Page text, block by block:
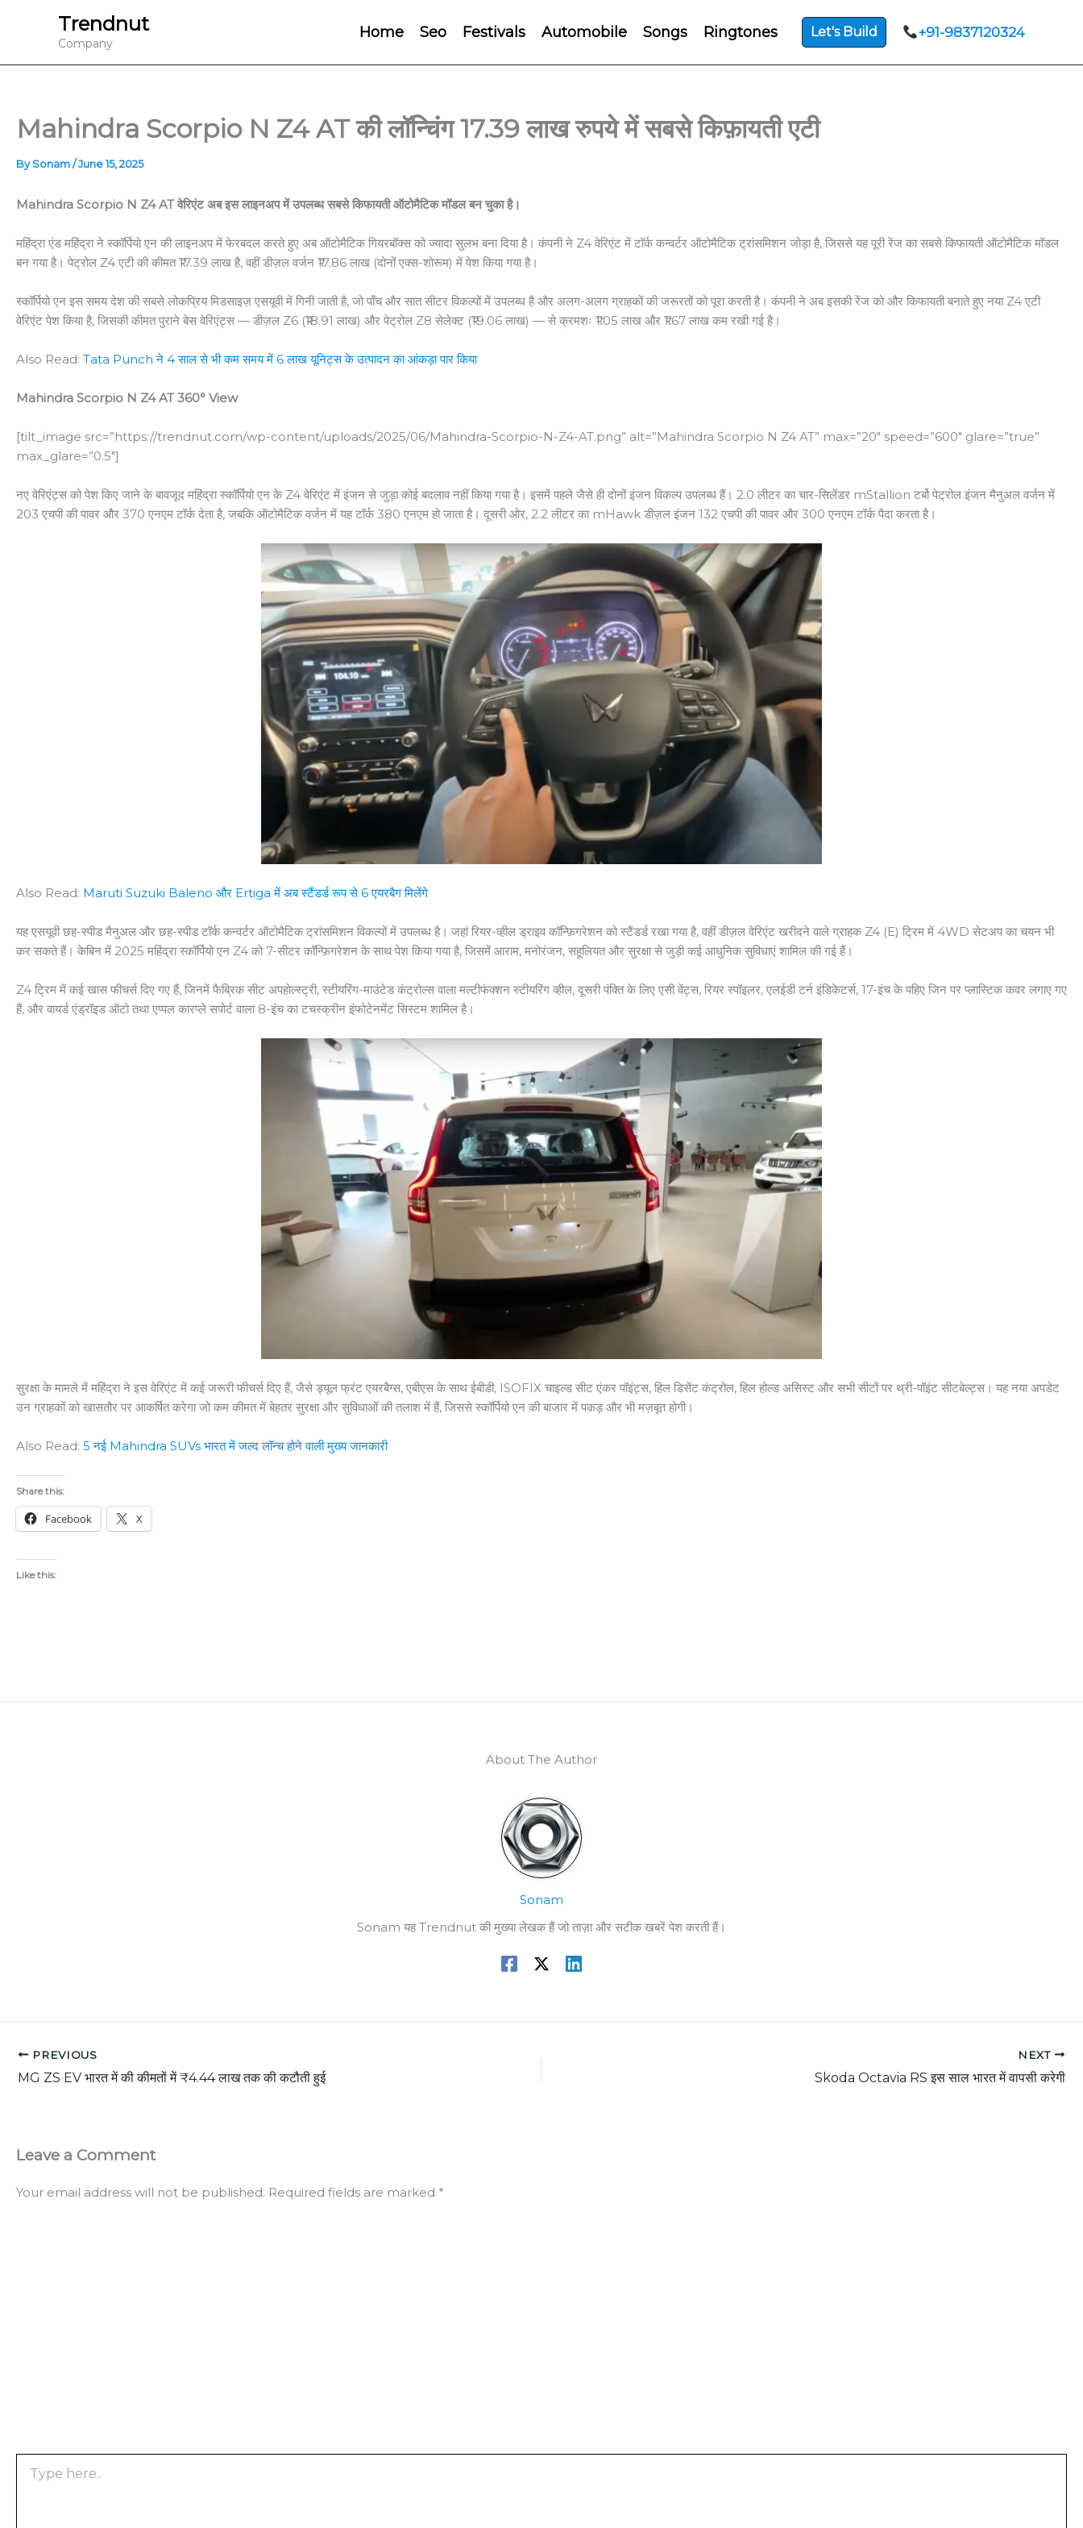
Trendnut
Company
Home Seo Festivals Automobile Songs Ringtones Let's Build +91-9837120324
Mahindra Scorpio N Z4 AT की लॉन्चिंग 17.39 लाख रुपये में सबसे किफ़ायती एटी
BySonam/June 15, 2025
Mahindra Scorpio N Z4 AT वेरिएंट अब इस लाइनअप में उपलब्ध सबसे किफायती ऑटोमैटिक मॉडल बन चुका है।
महिंद्रा एंड महिंद्रा ने स्कॉर्पियो एन की लाइनअप में फेरबदल करते हुए अब ऑटोमैटिक गियरबॉक्स को ज्यादा सुलभ बना दिया है। कंपनी ने Z4 वेरिएंट में टॉर्क कन्वर्टर ऑटोमैटिक ट्रांसमिशन जोड़ा है, जिससे यह पूरी रेंज का सबसे किफायती ऑटोमैटिक मॉडल
बन गया है। पेट्रोल Z4 एटी की कीमत ₹17.39 लाख है, वहीं डीज़ल वर्जन ₹17.86 लाख (दोनों एक्स-शोरूम) में पेश किया गया है।
स्कॉर्पियो एन इस समय देश की सबसे लोकप्रिय मिडसाइज़ एसयूवी में गिनी जाती है, जो पाँच और सात सीटर विकल्पों में उपलब्ध है और अलग-अलग ग्राहकों की जरूरतों को पूरा करती है। कंपनी ने अब इसकी रेंज को और किफायती बनाते हुए नया Z4 एटी
वेरिएंट पेश किया है, जिसकी कीमत पुराने बेस वेरिएंट्स — डीज़ल Z6 (₹18.91 लाख) और पेट्रोल Z8 सेलेक्ट (₹19.06 लाख) — से क्रमशः ₹1.05 लाख और ₹1.67 लाख कम रखी गई है।
Also Read: Tata Punch ने 4 साल से भी कम समय में 6 लाख यूनिट्स के उत्पादन का आंकड़ा पार किया
Mahindra Scorpio N Z4 AT 360° View
[tilt_image src=”https://trendnut.com/wp-content/uploads/2025/06/Mahindra-Scorpio-N-Z4-AT.png” alt=”Mahindra Scorpio N Z4 AT” max=”20″ speed=”600″ glare=”true”
max_glare=”0.5″]
नए वेरिएंट्स को पेश किए जाने के बावजूद महिंद्रा स्कॉर्पियो एन के Z4 वेरिएंट में इंजन से जुड़ा कोई बदलाव नहीं किया गया है। इसमें पहले जैसे ही दोनों इंजन विकल्प उपलब्ध हैं। 2.0 लीटर का चार-सिलेंडर mStallion टर्बो पेट्रोल इंजन मैनुअल वर्जन में
203 एचपी की पावर और 370 एनएम टॉर्क देता है, जबकि ऑटोमैटिक वर्जन में यह टॉर्क 380 एनएम हो जाता है। दूसरी ओर, 2.2 लीटर का mHawk डीज़ल इंजन 132 एचपी की पावर और 300 एनएम टॉर्क पैदा करता है।
Also Read: Maruti Suzuki Baleno और Ertiga में अब स्टैंडर्ड रूप से 6 एयरबैग मिलेंगे
यह एसयूवी छह-स्पीड मैनुअल और छह-स्पीड टॉर्क कन्वर्टर ऑटोमैटिक ट्रांसमिशन विकल्पों में उपलब्ध है। जहां रियर-व्हील ड्राइव कॉन्फ़िगरेशन को स्टैंडर्ड रखा गया है, वहीं डीज़ल वेरिएंट खरीदने वाले ग्राहक Z4 (E) ट्रिम में 4WD सेटअप का चयन भी
कर सकते हैं। केबिन में 2025 महिंद्रा स्कॉर्पियो एन Z4 को 7-सीटर कॉन्फ़िगरेशन के साथ पेश किया गया है, जिसमें आराम, मनोरंजन, सहूलियत और सुरक्षा से जुड़ी कई आधुनिक सुविधाएं शामिल की गई हैं।
Z4 ट्रिम में कई खास फीचर्स दिए गए हैं, जिनमें फैब्रिक सीट अपहोल्स्ट्री, स्टीयरिंग-माउंटेड कंट्रोल्स वाला मल्टीफंक्शन स्टीयरिंग व्हील, दूसरी पंक्ति के लिए एसी वेंट्स, रियर स्पॉइलर, एलईडी टर्न इंडिकेटर्स, 17-इंच के पहिए जिन पर प्लास्टिक कवर लगाए गए
हैं, और वायर्ड एंड्रॉइड ऑटो तथा एप्पल कारप्ले सपोर्ट वाला 8-इंच का टचस्क्रीन इंफोटेनमेंट सिस्टम शामिल है।
सुरक्षा के मामले में महिंद्रा ने इस वेरिएंट में कई जरूरी फीचर्स दिए हैं, जैसे ड्यूल फ्रंट एयरबैग्स, एबीएस के साथ ईबीडी, ISOFIX चाइल्ड सीट एंकर पॉइंट्स, हिल डिसेंट कंट्रोल, हिल होल्ड असिस्ट और सभी सीटों पर थ्री-पॉइंट सीटबेल्ट्स। यह नया अपडेट
उन ग्राहकों को खासतौर पर आकर्षित करेगा जो कम कीमत में बेहतर सुरक्षा और सुविधाओं की तलाश में हैं, जिससे स्कॉर्पियो एन की बाजार में पकड़ और भी मज़बूत होगी।
Also Read: 5 नई Mahindra SUVs भारत में जल्द लॉन्च होने वाली मुख्य जानकारी
Share this:
Facebook X
Like this:
About The Author
Sonam
Sonam यह Trendnut की मुख्या लेखक हैं जो ताज़ा और सटीक खबरें पेश करती हैं।
PREVIOUS
MG ZS EV भारत में की कीमतों में ₹4.44 लाख तक की कटौती हुई
NEXT
Skoda Octavia RS इस साल भारत में वापसी करेगी
Leave a Comment
Your email address will not be published. Required fields are marked *
here..